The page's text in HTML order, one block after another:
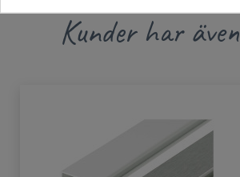
Kunder har